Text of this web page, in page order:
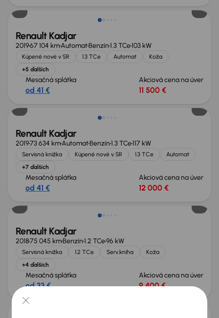
Renault Kadjar
201967 104 kmAutomatBenzín1.3 TCe103 kW
Kúpené nové v SR 1.3 TCe Automat
Koža
+5 ďalších
Mesačná splátka
od 41 €
Akciová cena na úver
11 500 €
Renault Kadjar
201973 634 kmAutomatBenzín1.3 TCe117 kW
Servisná knižka Kúpené nové v SR 1.3 TCe
Automat
+7 ďalších
Mesačná splátka
od 41 €
Akciová cena na úver
12 000 €
Renault Kadjar
201875 045 kmBenzín1.2 TCe96 kW
Servisná knižka 1.2 TCe Serv.kniha
Koža
+4 ďalších
Mesačná splátka
od 33 €
Akciová cena na úver
9 400 €